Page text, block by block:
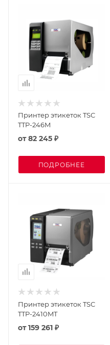
Принтер этикеток TSC
TTP-246M
от82 245 ₽
ПОДРОБНЕЕ
Принтер этикеток TSC
TTP-2410MT
от159 261 ₽